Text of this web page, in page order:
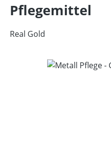
Pflegemittel
Real Gold
Bildergalerie überspringen